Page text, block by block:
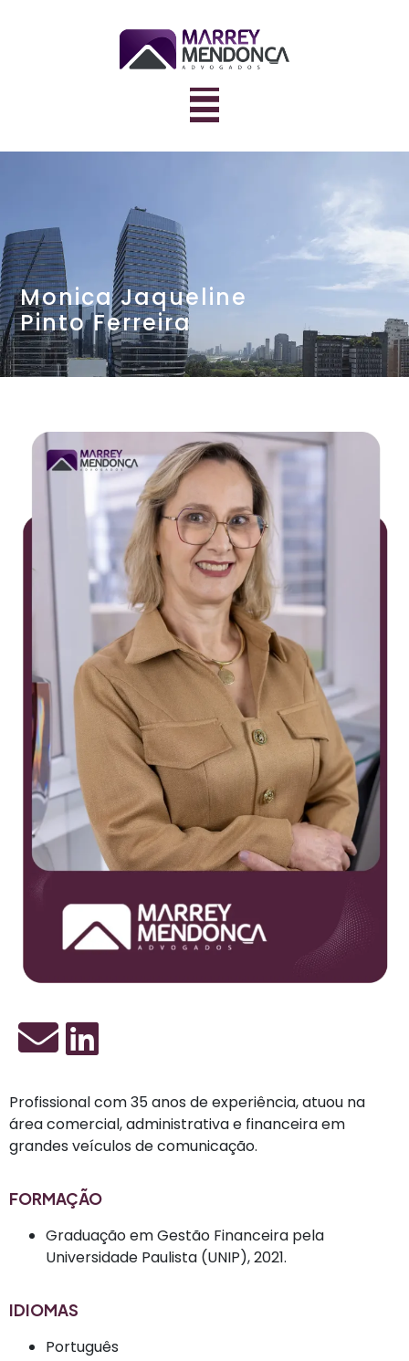
Monica Jaqueline
Pinto Ferreira
Profissional com 35 anos de experiência, atuou na
área comercial, administrativa e financeira em
grandes veículos de comunicação.
FORMAÇÃO
Graduação em Gestão Financeira pela
Universidade Paulista (UNIP), 2021.
IDIOMAS
Português